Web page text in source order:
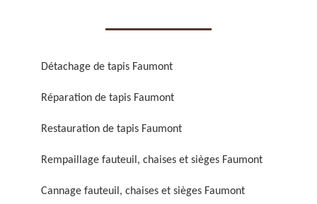
Réparation de fauteuil,
chaise et siège 59
Détachage de tapis Faumont
Réparation de tapis Faumont
Restauration de tapis Faumont
Rempaillage fauteuil, chaises et sièges Faumont
Cannage fauteuil, chaises et sièges Faumont